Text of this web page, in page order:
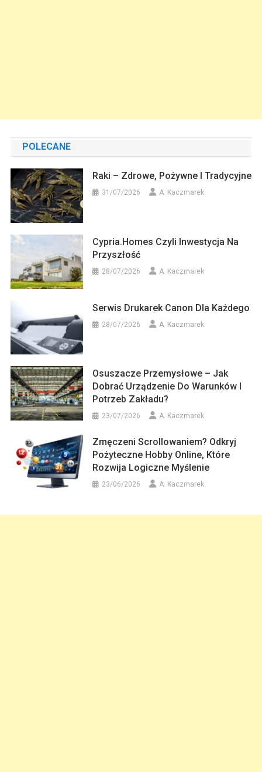
POLECANE
Raki – Zdrowe, Pożywne I Tradycyjne
31/07/2026 A. Kaczmarek
Cypria.homes Czyli Inwestycja Na
Przyszłość
28/07/2026 A. Kaczmarek
Serwis Drukarek Canon Dla Każdego
28/07/2026 A. Kaczmarek
Osuszacze Przemysłowe – Jak
Dobrać Urządzenie Do Warunków I
Potrzeb Zakładu?
23/07/2026 A. Kaczmarek
Zmęczeni Scrollowaniem? Odkryj
Pożyteczne Hobby Online, Które
Rozwija Logiczne Myślenie
23/06/2026 A. Kaczmarek